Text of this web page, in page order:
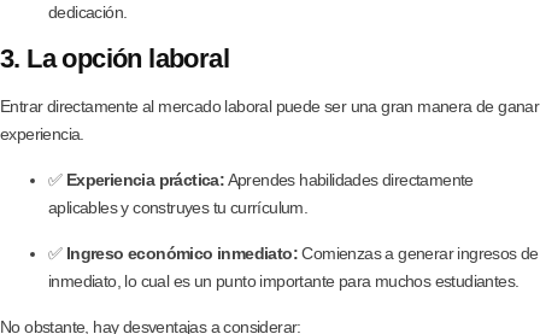
dedicación.
3. La opción laboral
Entrar directamente al mercado laboral puede ser una gran manera de ganar
experiencia.
✅ Experiencia práctica:Aprendes habilidades directamente
aplicables y construyes tu currículum.
✅ Ingreso económico inmediato:Comienzas a generar ingresos de
inmediato, lo cual es un punto importante para muchos estudiantes.
No obstante, hay desventajas a considerar: